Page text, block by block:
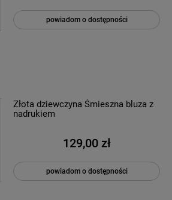
powiadom o dostępności
Złota dziewczyna Śmieszna bluza z
nadrukiem
129,00 zł
powiadom o dostępności